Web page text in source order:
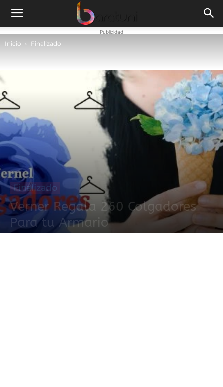
Publicidad
Inicio Finalizado
Finalizado
Verner Regala 260 Colgadores
Para tu Armario